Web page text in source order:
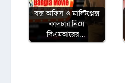
বক্স অফিস ও মাল্টিপ্লেক্স
কালচার নিয়ে
বিএমআরের…